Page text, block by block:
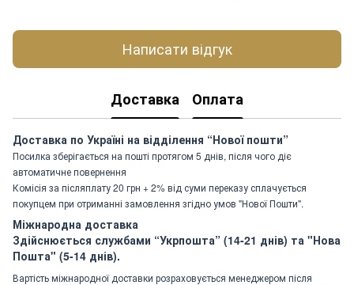
Написати відгук
Доставка Оплата
Доставка по Україні на відділення “Нової пошти”
Посилка зберігається на пошті протягом 5 днів, після чого діє
автоматичне повернення
Комісія за післяплату 20 грн + 2% від суми переказу сплачується
покупцем при отриманні замовлення згідно умов "Нової Пошти".
Міжнародна доставка
Здійснюється службами “Укрпошта” (14-21 днів) та "Нова
Пошта" (5-14 днів).
Вартість міжнародної доставки розраховується менеджером після